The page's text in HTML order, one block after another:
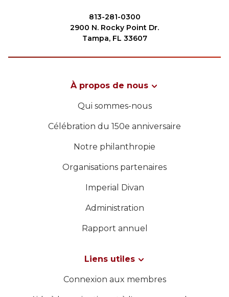
Définissez votre chemin
Notre lien avec Freemasonry
Vivez la fraternité
RECHERCHER
NOTRE PHILANTHROPIE
CENTRE DES MEMBRES
813-281-0300
2900 N. Rocky Point Dr.
Tampa, FL 33607
À propos de nous
Qui sommes-nous
Célébration du 150e anniversaire
Notre philanthropie
Organisations partenaires
Imperial Divan
Administration
Rapport annuel
Liens utiles
Connexion aux membres